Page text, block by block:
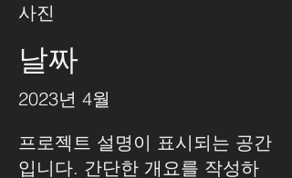
사진
날짜
2023년 4월
프로젝트 설명이 표시되는 공간
입니다. 간단한 개요를 작성하